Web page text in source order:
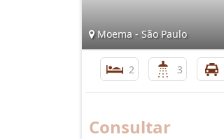
Moema - São Paulo
2 3
Consultar